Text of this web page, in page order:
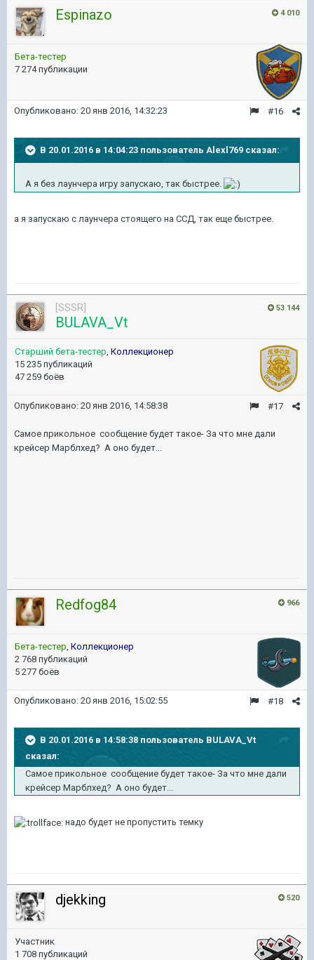
4 010
Espinazo
Бета-тестер
7 274 публикации
#16
Опубликовано: 20 янв 2016, 14:32:23
В 20.01.2016 в 14:04:23 пользователь Alexl769 сказал:
А я без лаунчера игру запускаю, так быстрее.
а я запускаю с лаунчера стоящего на ССД, так еще быстрее.
53 144
[SSSR]
BULAVA_Vt
Старший бета-тестер, Коллекционер
15 235 публикаций
47 259 боёв
#17
Опубликовано: 20 янв 2016, 14:58:38
Самое прикольное сообщение будет такое- За что мне дали
крейсер Марблхед? А оно будет...
966
Redfog84
Бета-тестер, Коллекционер
2 768 публикаций
5 277 боёв
#18
Опубликовано: 20 янв 2016, 15:02:55
В 20.01.2016 в 14:58:38 пользователь BULAVA_Vt
сказал:
Самое прикольное сообщение будет такое- За что мне дали
крейсер Марблхед? А оно будет...
надо будет не пропустить темку
520
djekking
Участник
1 708 публикаций